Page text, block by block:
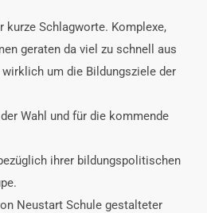
Schlagworte. Komplexe,
geraten da viel zu schnell aus
um die Bildungsziele der
Wahl und für die kommende
ihrer bildungspolitischen
Neustart Schule gestalteter